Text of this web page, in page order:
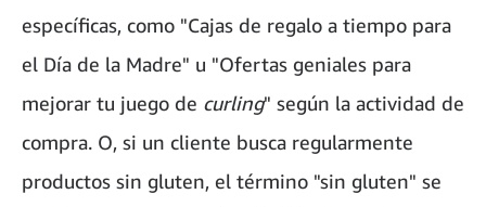
específicas, como "Cajas de regalo a tiempo para
el Día de la Madre" u "Ofertas geniales para
mejorar tu juego de curling" según la actividad de
compra. O, si un cliente busca regularmente
productos sin gluten, el término "sin gluten" se